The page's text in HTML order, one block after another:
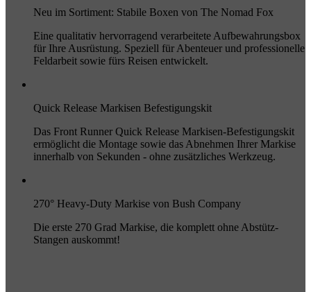
Neu im Sortiment: Stabile Boxen von The Nomad Fox
Eine qualitativ hervorragend verarbeitete Aufbewahrungsbox
für Ihre Ausrüstung. Speziell für Abenteuer und professionelle
Feldarbeit sowie fürs Reisen entwickelt.
Quick Release Markisen Befestigungskit
Das Front Runner Quick Release Markisen-Befestigungskit
ermöglicht die Montage sowie das Abnehmen Ihrer Markise
innerhalb von Sekunden - ohne zusätzliches Werkzeug.
270° Heavy-Duty Markise von Bush Company
Die erste 270 Grad Markise, die komplett ohne Abstütz-
Stangen auskommt!